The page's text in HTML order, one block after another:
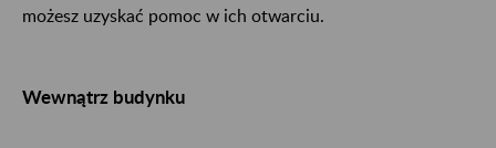
możesz uzyskać pomoc w ich otwarciu.
Wewnątrz budynku